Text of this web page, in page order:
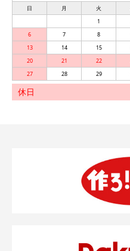
日
月 火
1
6
7 8
13
14 15
20
21 22
27
28 29
休日